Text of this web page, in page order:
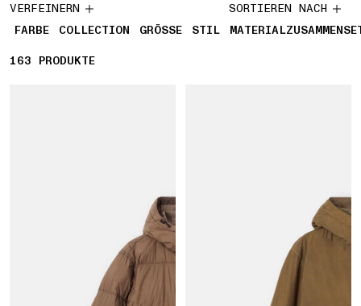
VERFEINERN
FARBE
COLLECTION GRÖSSE STIL
SORTIEREN NACH
163 163 PRODUKTE
PRODUKTE